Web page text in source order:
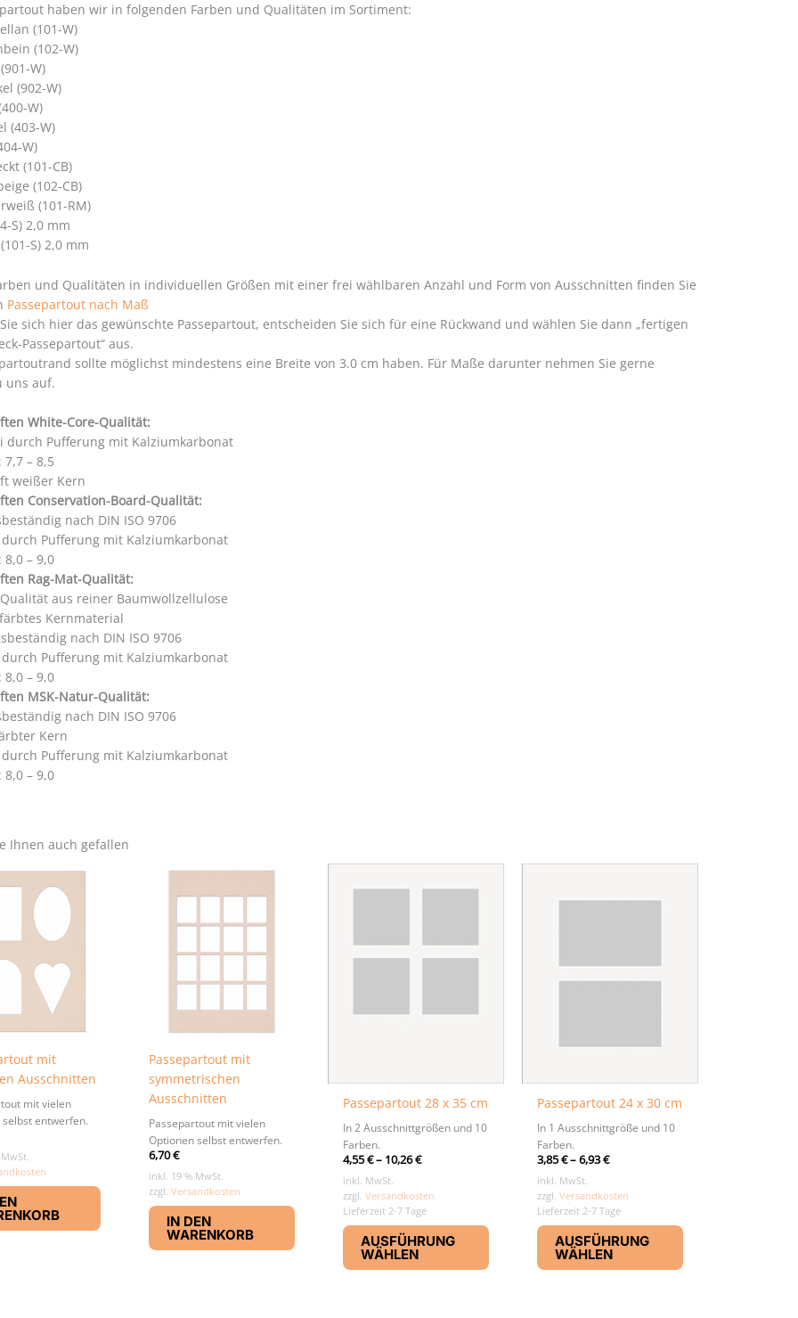
haben wir in folgenden Farben und Qualitäten im Sortiment:
(101-W)
(102-W)
W)
(902-W)
W)
(403-W)
W)
(101-CB)
(102-CB)
(101-RM)
S) 2,0 mm
S) 2,0 mm
und Qualitäten in individuellen Größen mit einer frei wählbaren Anzahl und Form von Ausschnitten finden Sie
Passepartout nach Maß
sich hier das gewünschte Passepartout, entscheiden Sie sich für eine Rückwand und wählen Sie dann „fertigen
Passepartout“ aus.
sollte möglichst mindestens eine Breite von 3.0 cm haben. Für Maße darunter nehmen Sie gerne
uns auf.
White-Core-Qualität:
durch Pufferung mit Kalziumkarbonat
– 8,5
weißer Kern
Conservation-Board-Qualität:
nach DIN ISO 9706
Pufferung mit Kalziumkarbonat
– 9,0
Rag-Mat-Qualität:
aus reiner Baumwollzellulose
Kernmaterial
nach DIN ISO 9706
Pufferung mit Kalziumkarbonat
– 9,0
MSK-Natur-Qualität:
nach DIN ISO 9706
Kern
Pufferung mit Kalziumkarbonat
– 9,0
Ihnen auch gefallen
mit
Ausschnitten
mit vielen
entwerfen.
Passepartout mit
symmetrischen
Ausschnitten
Passepartout mit vielen
Optionen selbst entwerfen.
6,70€
inkl. 19 % MwSt.
zzgl. Versandkosten
IN DEN
WARENKORB
Passepartout 28 x 35 cm
In 2 Ausschnittgrößen und 10
Farben.
4,55€– 10,26€
inkl. MwSt.
zzgl. Versandkosten
Lieferzeit 2-7 Tage
AUSFÜHRUNG
WÄHLEN
Dieses
weist
Passepartout 24 x 30 cm
In 1 Ausschnittgröße und 10
Farben.
3,85€–6,93€
inkl. MwSt.
zzgl. Versandkosten
Lieferzeit 2-7 Tage
AUSFÜHRUNG
WÄHLEN
Dieses
weist